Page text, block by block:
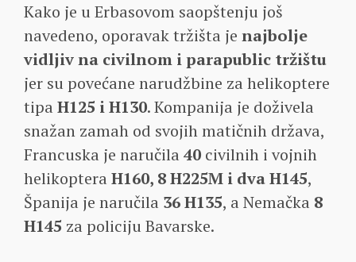
Kako je u Erbasovom saopštenju još
navedeno, oporavak tržišta je najbolje
vidljiv na civilnom i parapublic tržištu
jer su povećane narudžbine za helikoptere
tipa H125 i H130. Kompanija je doživela
snažan zamah od svojih matičnih država,
Francuska je naručila 40 civilnih i vojnih
helikoptera H160, 8 H225M i dva H145,
Španija je naručila 36 H135, a Nemačka 8
H145 za policiju Bavarske.